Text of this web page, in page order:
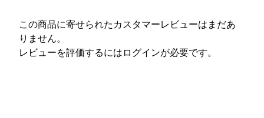
この商品に寄せられたカスタマーレビューはまだあ
りません。
レビューを評価するには ログインが必要です。